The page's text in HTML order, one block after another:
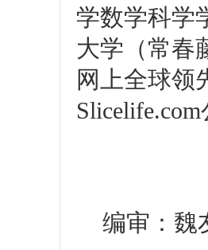
学数学科学
大学（常春
网上全球领
Slicelife.com
编审：